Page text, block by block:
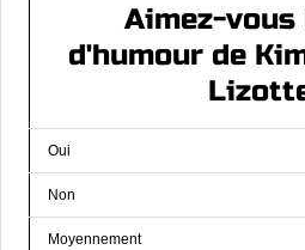
Aimez-
d'humour de
Oui
Non
Moyennement